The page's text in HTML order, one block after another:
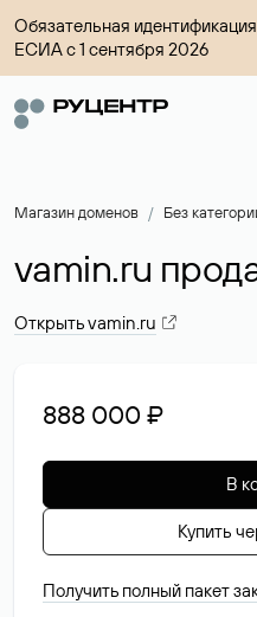
Обязательная
ЕСИА с 1 сентября 2026
Магазин доменов Без
vamin.ru
Открыть vamin.ru
888 000 ₽
В
Купить
Получить полный пакет